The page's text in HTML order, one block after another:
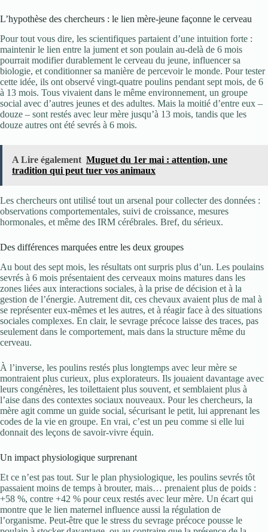
L’hypothèse des chercheurs : le lien mère-jeune façonne le cerveau
Pour tout vous dire, les scientifiques partaient d’une intuition forte :
maintenir le lien entre la jument et son poulain au-delà de 6 mois
pourrait modifier durablement le cerveau du jeune, influencer sa
biologie, et conditionner sa manière de percevoir le monde. Pour tester
cette idée, ils ont observé vingt-quatre poulins pendant sept mois, de 6
à 13 mois. Tous vivaient dans le même environnement, un groupe
social avec d’autres jeunes et des adultes. Mais la moitié d’entre eux –
douze – sont restés avec leur mère jusqu’à 13 mois, tandis que les
douze autres ont été sevrés à 6 mois.
A Lire également Muguet du 1er mai : attention, une
tradition qui peut tuer vos animaux
Les chercheurs ont utilisé tout un arsenal pour collecter des données :
observations comportementales, suivi de croissance, mesures
hormonales, et même des IRM cérébrales. Bref, du sérieux.
Des différences marquées entre les deux groupes
Au bout des sept mois, les résultats ont surpris plus d’un. Les poulains
sevrés à 6 mois présentaient des cerveaux moins matures dans les
zones liées aux interactions sociales, à la prise de décision et à la
gestion de l’énergie. Autrement dit, ces chevaux avaient plus de mal à
se représenter eux-mêmes et les autres, et à réagir face à des situations
sociales complexes. En clair, le sevrage précoce laisse des traces, pas
seulement dans le comportement, mais dans la structure même du
cerveau.
À l’inverse, les poulins restés plus longtemps avec leur mère se
montraient plus curieux, plus explorateurs. Ils jouaient davantage avec
leurs congénères, les toilettaient plus souvent, et semblaient plus à
l’aise dans des contextes sociaux nouveaux. Pour les chercheurs, la
mère agit comme un guide social, sécurisant le petit, lui apprenant les
codes de la vie en groupe. En vrai, c’est un peu comme si elle lui
donnait des leçons de savoir-vivre équin.
Un impact physiologique surprenant
Et ce n’est pas tout. Sur le plan physiologique, les poulins sevrés tôt
passaient moins de temps à brouter, mais… prenaient plus de poids :
+58 %, contre +42 % pour ceux restés avec leur mère. Un écart qui
montre que le lien maternel influence aussi la régulation de
l’organisme. Peut-être que le stress du sevrage précoce pousse le